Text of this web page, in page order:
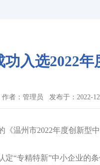
功入选2022
作者：管理员 发布于：2022-
《温州市2022年度创新
“专精特新”中小企业的